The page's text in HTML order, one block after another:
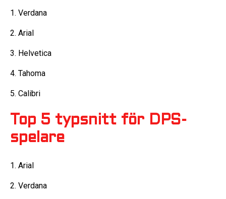
1. Verdana
2. Arial
3. Helvetica
4. Tahoma
5. Calibri
Top 5 typsnitt för DPS-
spelare
1. Arial
2. Verdana